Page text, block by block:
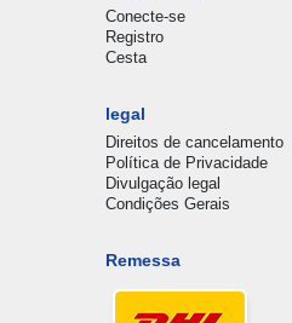
Conecte-se
Registro
Cesta
legal
Direitos de cancelamento
Política de Privacidade
Divulgação legal
Condições Gerais
Remessa